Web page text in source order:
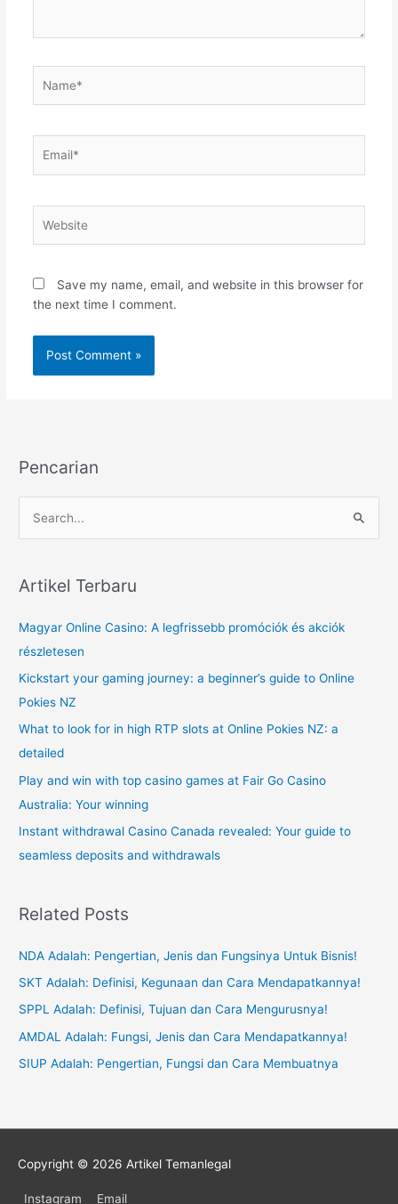
Save my name, email, and website in this browser for
the next time I comment.
Pencarian
r
h
f
o
r
:
Artikel Terbaru
Magyar Online Casino: A legfrissebb promóciók és akciók
részletesen
Kickstart your gaming journey: a beginner’s guide to Online
Pokies NZ
What to look for in high RTP slots at Online Pokies NZ: a
detailed
Play and win with top casino games at Fair Go Casino
Australia: Your winning
Instant withdrawal Casino Canada revealed: Your guide to
seamless deposits and withdrawals
Related Posts
NDA Adalah: Pengertian, Jenis dan Fungsinya Untuk Bisnis!
SKT Adalah: Definisi, Kegunaan dan Cara Mendapatkannya!
SPPL Adalah: Definisi, Tujuan dan Cara Mengurusnya!
AMDAL Adalah: Fungsi, Jenis dan Cara Mendapatkannya!
SIUP Adalah: Pengertian, Fungsi dan Cara Membuatnya
Copyright © 2026 Artikel Temanlegal
Instagram Email